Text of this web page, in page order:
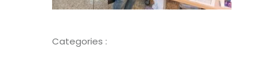
Categories :